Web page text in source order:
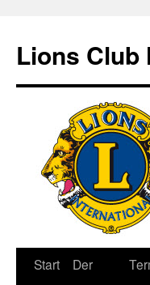
springen
Lions Club
Start
Der